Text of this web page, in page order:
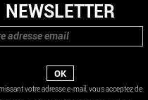
NEWSLETTER
votre adresse e-mail, vous acceptez de